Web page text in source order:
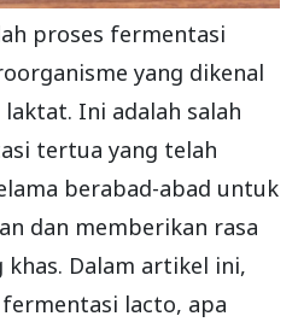
proses fermentasi
yang dikenal
Ini adalah salah
tertua yang telah
berabad-abad untuk
dan memberikan rasa
Dalam artikel ini,
lacto, apa